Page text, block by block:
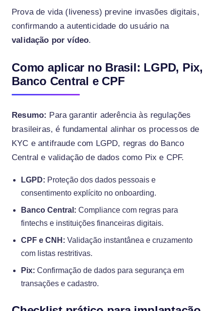
Prova de vida (liveness) previne invasões digitais,
confirmando a autenticidade do usuário na
validação por vídeo.
Como aplicar no Brasil: LGPD, Pix,
Banco Central e CPF
Resumo: Para garantir aderência às regulações
brasileiras, é fundamental alinhar os processos de
KYC e antifraude com LGPD, regras do Banco
Central e validação de dados como Pix e CPF.
LGPD: Proteção dos dados pessoais e
consentimento explícito no onboarding.
Banco Central: Compliance com regras para
fintechs e instituições financeiras digitais.
CPF e CNH: Validação instantânea e cruzamento
com listas restritivas.
Pix: Confirmação de dados para segurança em
transações e cadastro.